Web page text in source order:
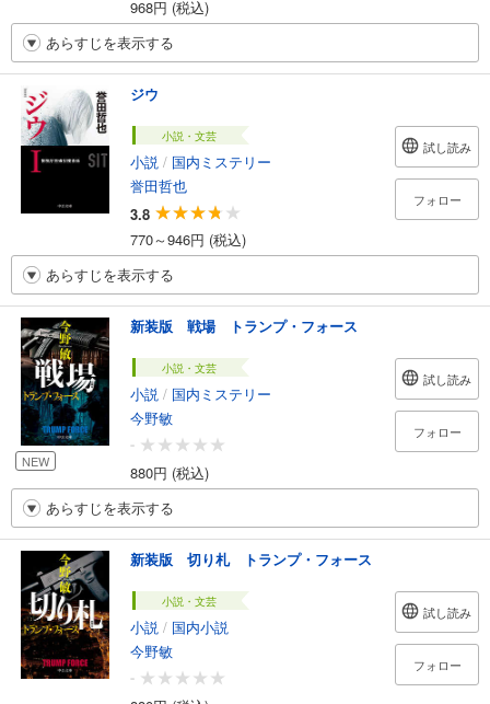
968円 (税込)
あらすじを表示する
ジウ
小説・文芸
小説 / 国内ミステリー
誉田哲也
3.8
770～946円 (税込)
試し読み
フォロー
あらすじを表示する
NEW
新装版 戦場 トランプ・フォース
小説・文芸
小説 / 国内ミステリー
今野敏
-
880円 (税込)
試し読み
フォロー
あらすじを表示する
新装版 切り札 トランプ・フォース
小説・文芸
小説 / 国内小説
今野敏
-
試し読み
フォロー